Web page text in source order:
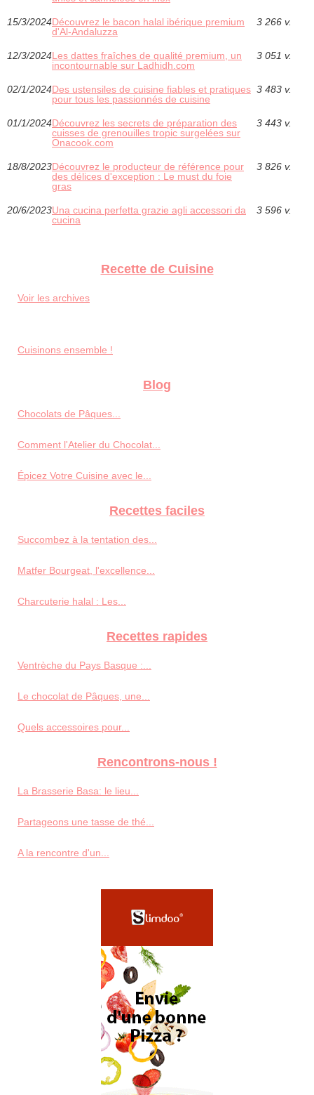
15/3/2024Découvrez le bacon halal ibérique premium
d'Al-Andaluzza
3 266 v.
12/3/2024Les dattes fraîches de qualité premium, un
incontournable sur Ladhidh.com
3 051 v.
02/1/2024Des ustensiles de cuisine fiables et pratiques
pour tous les passionnés de cuisine
3 483 v.
01/1/2024Découvrez les secrets de préparation des
cuisses de grenouilles tropic surgelées sur
Onacook.com
3 443 v.
18/8/2023Découvrez le producteur de référence pour
des délices d'exception : Le must du foie
gras
3 826 v.
20/6/2023Una cucina perfetta grazie agli accessori da
cucina
3 596 v.
Recette de Cuisine
Voir les archives
Cuisinons ensemble !
Blog
Chocolats de Pâques...
Comment l'Atelier du Chocolat...
Épicez Votre Cuisine avec le...
Recettes faciles
Succombez à la tentation des...
Matfer Bourgeat, l'excellence...
Charcuterie halal : Les...
Recettes rapides
Ventrèche du Pays Basque :...
Le chocolat de Pâques, une...
Quels accessoires pour...
Rencontrons-nous !
La Brasserie Basa: le lieu...
Partageons une tasse de thé...
A la rencontre d'un...